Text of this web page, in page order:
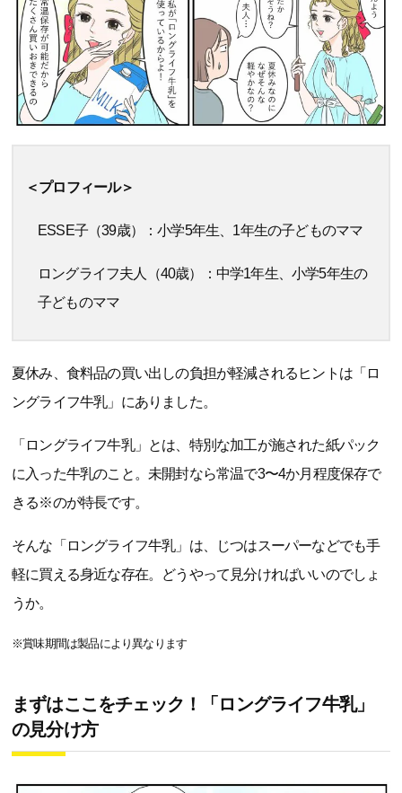
＜プロフィール＞
ESSE子（39歳）：小学5年生、1年生の子どものママ
ロングライフ夫人（40歳）：中学1年生、小学5年生の
子どものママ
夏休み、食料品の買い出しの負担が軽減されるヒントは「ロ
ングライフ牛乳」にありました。
「ロングライフ牛乳」とは、特別な加工が施された紙パック
に入った牛乳のこと。未開封なら常温で3〜4か月程度保存で
きる※のが特長です。
そんな「ロングライフ牛乳」は、じつはスーパーなどでも手
軽に買える身近な存在。どうやって見分ければいいのでしょ
うか。
※賞味期間は製品により異なります
まずはここをチェック！「ロングライフ牛乳」
の見分け方